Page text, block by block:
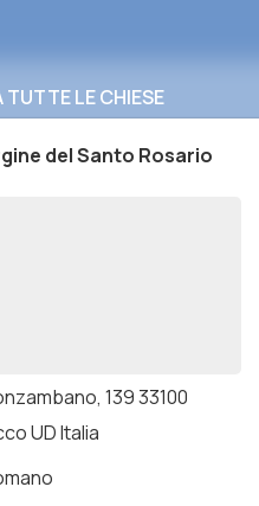
LE CHIESE
del Santo Rosario
139 33100
UD Italia